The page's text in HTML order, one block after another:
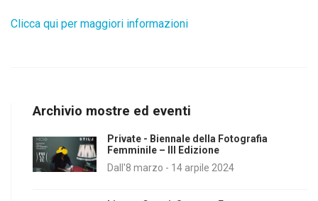
Clicca qui per maggiori informazioni
Archivio mostre ed eventi
Private - Biennale della Fotografia
Femminile – III Edizione
Dall'8 marzo - 14 arpile 2024